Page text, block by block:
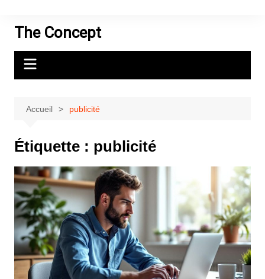
contenuThe Concept
Accueil publicité
Étiquette : publicité